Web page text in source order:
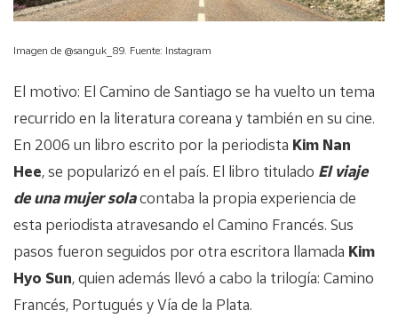
Imagen de @sanguk_89. Fuente: Instagram
El motivo: El Camino de Santiago se ha vuelto un tema
recurrido en la literatura coreana y también en su cine.
En 2006 un libro escrito por la periodista Kim Nan
Hee, se popularizó en el país. El libro titulado El viaje
de una mujer solacontaba la propia experiencia de
esta periodista atravesando el Camino Francés. Sus
pasos fueron seguidos por otra escritora llamada Kim
Hyo Sun, quien además llevó a cabo la trilogía: Camino
Francés, Portugués y Vía de la Plata.